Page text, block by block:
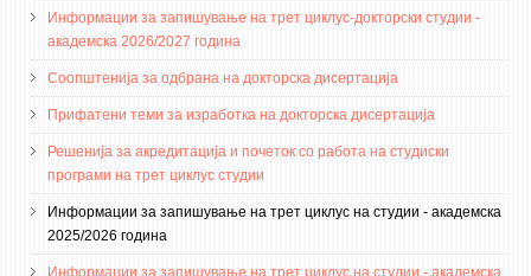
АПЛИКАТИВНА ДЕЈНОСТ
МЕЃУНАРОДНА СОРАБОТКА
ERASMUS+
QIM-SEE
3DFindIT
WATERBRIDGING
CIRASIM
Информации за запишување на трет циклус-докторски студии -
академска 2026/2027 година
Соопштенија за одбрана на докторска дисертација
Прифатени теми за изработка на докторска дисертација
Решенија за акредитација и почеток со работа на студиски
програми на трет циклус студии
Информации за запишување на трет циклус на студии - академска
2025/2026 година
Информации за запишување на трет циклус на студии - академска